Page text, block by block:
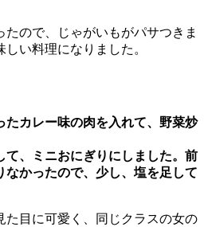
ので、じゃがいもがパサつきま
い料理になりました。
たカレー味の肉を入れて、野菜炒
て、ミニおにぎりにしました。前
なかったので、少し、塩を足して
た目に可愛く、同じクラスの女の